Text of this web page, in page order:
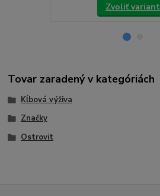
Zvoliť variant
Tovar zaradený v kategóriách
Kĺbová výživa
Značky
Ostrovit